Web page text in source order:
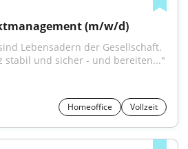
(m/w/d)
Lebensadern der Gesellschaft.
stabil und sicher - und bereiten..."
Homeoffice Vollzeit